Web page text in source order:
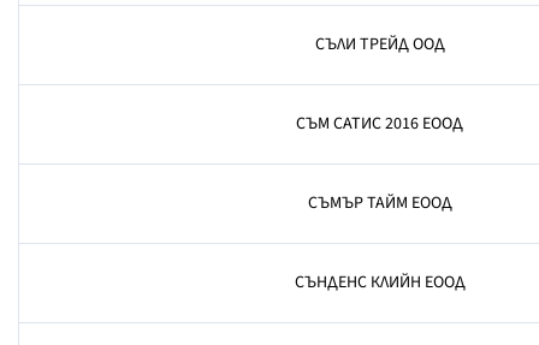
СЪЛИ ТРЕЙД ООД
СЪМ САТИС 2016 ЕООД
СЪМЪР ТАЙМ ЕООД
СЪНДЕНС КЛИЙН ЕООД